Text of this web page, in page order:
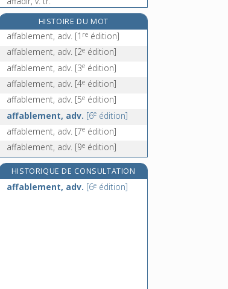
affadissant, -ante, adj.
affadissement, n. m.
affaiblir, v. tr.
affaiblissant, -ante, adj.
HISTOIRE DU MOT
affablement, adv. [1 re édition]
affablement, adv. [2e édition]
affablement, adv. [3e édition]
affablement, adv. [4e édition]
affablement, adv. [5e édition]
affablement, adv. [6e édition]
affablement, adv. [7e édition]
affablement, adv. [9e édition]
HISTORIQUE DE CONSULTATION
affablement, adv. [6e édition]